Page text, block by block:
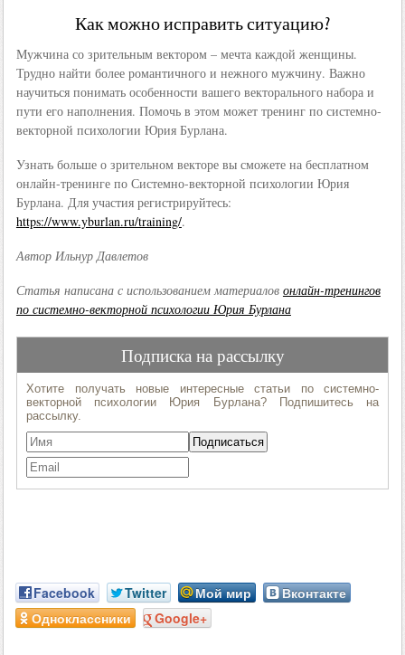
Как можно исправить ситуацию?
Мужчина со зрительным вектором – мечта каждой женщины.
Трудно найти более романтичного и нежного мужчину. Важно
научиться понимать особенности вашего векторального набора и
пути его наполнения. Помочь в этом может тренинг по системно-
векторной психологии Юрия Бурлана.
Узнать больше о зрительном векторе вы сможете на бесплатном
онлайн-тренинге по Системно-векторной психологии Юрия
Бурлана. Для участия регистрируйтесь:
https://www.yburlan.ru/training/.
Автор Ильнур Давлетов
Статья написана с использованием материалов онлайн-тренингов
по системно-векторной психологии Юрия Бурлана
Facebook Twitter Мой мир
Вконтакте
Одноклассники
Google+